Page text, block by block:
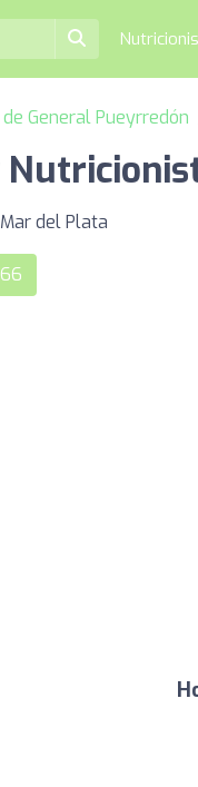
General Pueyrredón
del Plata